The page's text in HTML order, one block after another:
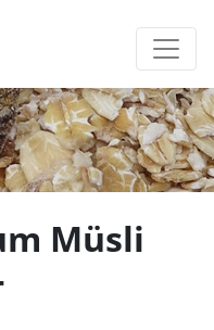
Müsli